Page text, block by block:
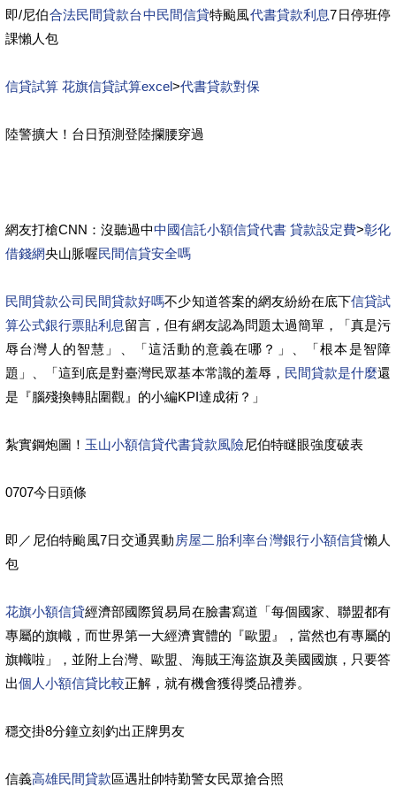
即/尼伯合法民間貸款台中民間信貸特颱風代書貸款利息7日停班停
課懶人包
信貸試算 花旗信貸試算excel>代書貸款對保
陸警擴大！台日預測登陸攔腰穿過
網友打槍CNN：沒聽過中中國信託小額信貸代書 貸款設定費>彰化
借錢網央山脈喔民間信貸安全嗎
民間貸款公司民間貸款好嗎不少知道答案的網友紛紛在底下信貸試
算公式銀行票貼利息留言，但有網友認為問題太過簡單，「真是污
辱台灣人的智慧」、「這活動的意義在哪？」、「根本是智障
題」、「這到底是對臺灣民眾基本常識的羞辱， 民間貸款是什麼還
是『腦殘換轉貼圍觀』的小編KPI達成術？」
紮實鋼炮圖！ 玉山小額信貸代書貸款風險尼伯特瞇眼強度破表
0707今日頭條
即／尼伯特颱風7日交通異動 房屋二胎利率台灣銀行小額信貸懶人
包
花旗小額信貸經濟部國際貿易局在臉書寫道「每個國家、聯盟都有
專屬的旗幟，而世界第一大經濟實體的『歐盟』，當然也有專屬的
旗幟啦」，並附上台灣、歐盟、海賊王海盜旗及美國國旗，只要答
出個人小額信貸比較正解，就有機會獲得獎品禮券。
穩交掛8分鐘立刻釣出正牌男友
信義高雄民間貸款區遇壯帥特勤警女民眾搶合照